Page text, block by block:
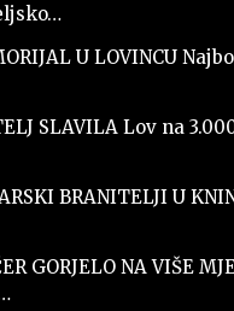
U LOVINCU
SLAVILA Lov na
BRANITELJI U
GORJELO NA VIŠE